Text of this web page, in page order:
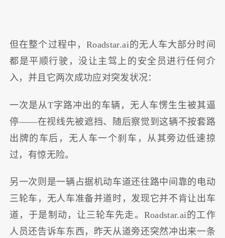
但在整个过程中，Roadstar.ai的无人车大部分时间
都是平顺行驶，没让主驾上的安全员进行任何介
入，并且它两次成功应对突发状况：
一次是从T字路冲出的车辆，无人车愣生生被其逼
停——在视线先被遮挡、随后察觉到这辆不按套路
出牌的车后，无人车一个刹车，从其旁边低速掠
过，有惊无险。
另一次则是一辆占据机动车道还往路中间靠的电动
三轮车，无人车准备并道时，发现它并不肯让出车
道，于是制动，让三轮车先走。Roadstar.ai的工作
人员还告诉车东西，昨天从道旁还突然冲出来一条